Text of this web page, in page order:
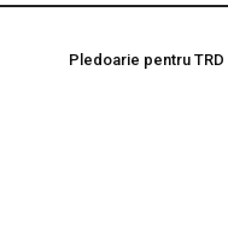
Pledoarie pentru TRD